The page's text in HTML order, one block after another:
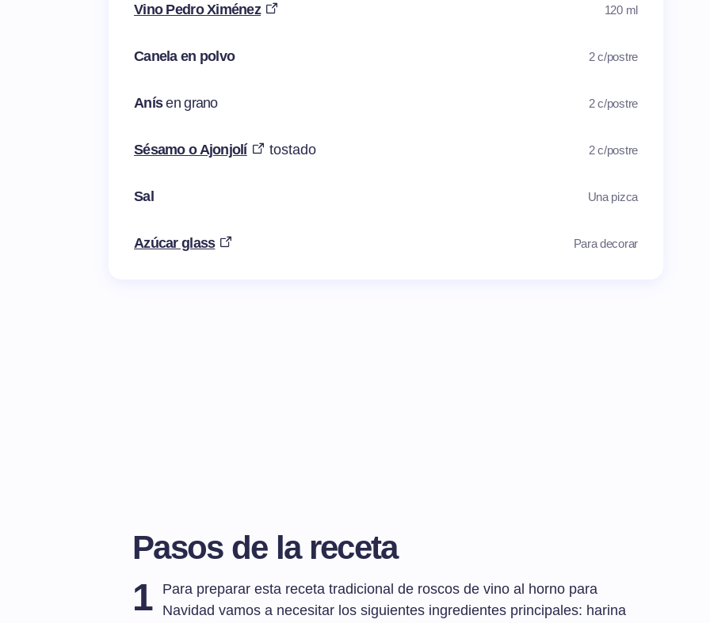
Vino Pedro Ximénez 120 ml
Canela en polvo 2 c/postre
Anísen grano 2 c/postre
Sésamo o Ajonjolí tostado 2 c/postre
Sal Una pizca
Azúcar glass Para decorar
Pasos de la receta
1
Para preparar esta receta tradicional de roscos de vino al horno para
Navidad vamos a necesitar los siguientes ingredientes principales: harina